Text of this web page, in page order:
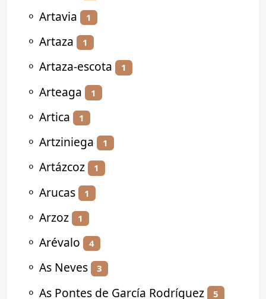
⚬ Artavia 1
⚬ Artaza 1
⚬ Artaza-escota 1
⚬ Arteaga 1
⚬ Artica 1
⚬ Artziniega 1
⚬ Artázcoz 1
⚬ Arucas 1
⚬ Arzoz 1
⚬ Arévalo 4
⚬ As Neves 3
⚬ As Pontes de García Rodríguez 5